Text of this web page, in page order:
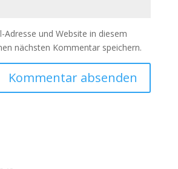
Adresse und Website in diesem
nächsten Kommentar speichern.